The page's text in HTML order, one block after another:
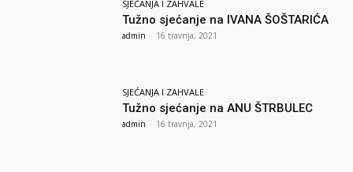
SJEĆANJA I ZAHVALE
Tužno sjećanje na IVANA ŠOŠTARIĆA
admin - 16 travnja, 2021
SJEĆANJA I ZAHVALE
Tužno sjećanje na ANU ŠTRBULEC
admin - 16 travnja, 2021